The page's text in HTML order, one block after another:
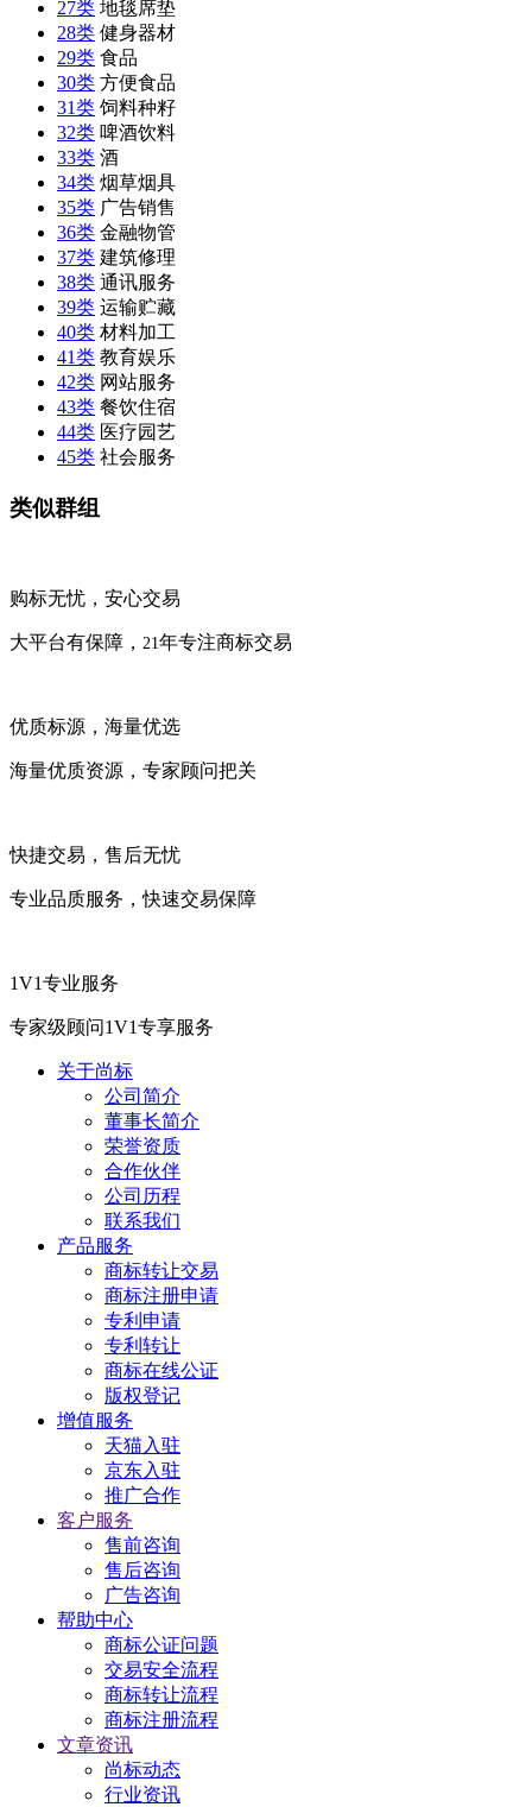
27类 地毯席垫
28类 健身器材
29类 食品
30类 方便食品
31类 饲料种籽
32类 啤酒饮料
33类 酒
34类 烟草烟具
35类 广告销售
36类 金融物管
37类 建筑修理
38类 通讯服务
39类 运输贮藏
40类 材料加工
41类 教育娱乐
42类 网站服务
43类 餐饮住宿
44类 医疗园艺
45类 社会服务
类似群组
购标无忧，安心交易
大平台有保障， 21年专注商标交易
优质标源，海量优选
海量优质资源，专家顾问把关
快捷交易，售后无忧
专业品质服务，快速交易保障
1V1专业服务
专家级顾问1V1专享服务
关于尚标
公司简介
董事长简介
荣誉资质
合作伙伴
公司历程
联系我们
产品服务
商标转让交易
商标注册申请
专利申请
专利转让
商标在线公证
版权登记
增值服务
天猫入驻
京东入驻
推广合作
客户服务
售前咨询
售后咨询
广告咨询
帮助中心
商标公证问题
交易安全流程
商标转让流程
商标注册流程
文章资讯
尚标动态
行业资讯